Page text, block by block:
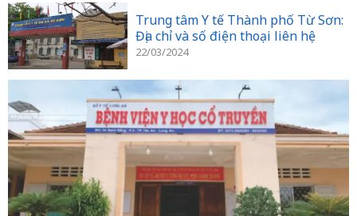
Trung tâm Y tế Thành phố Từ Sơn:
Địa chỉ và số điện thoại liên hệ
22/03/2024